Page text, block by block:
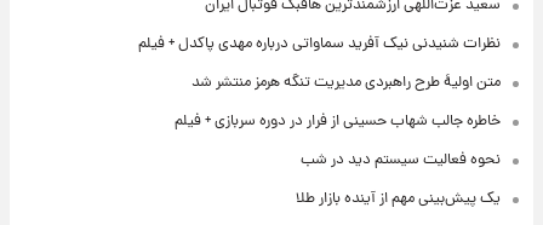
سعید عزت‌اللهی ارزشمندترین هافبک فوتبال ایران
نظرات شنیدنی نیک آفرید سماواتی درباره مهدی پاکدل + فیلم
متن اولیۀ طرح راهبردی مدیریت تنگه هرمز منتشر شد
خاطره جالب شهاب حسینی از فرار در دوره سربازی + فیلم
نحوه فعالیت سیستم دید در شب
یک پیش‌بینی مهم از آینده بازار طلا